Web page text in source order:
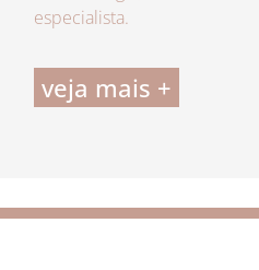
especialista.
veja mais +